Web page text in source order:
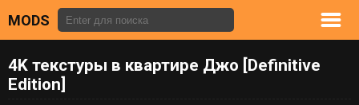
MODS
4K текстуры в квартире Джо [Definitive
Edition]